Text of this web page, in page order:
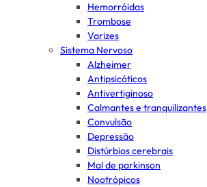
Hemorróidas
Trombose
Varizes
Sistema Nervoso
Alzheimer
Antipsicóticos
Antivertiginoso
Calmantes e tranquilizantes
Convulsão
Depressão
Distúrbios cerebrais
Mal de parkinson
Nootrópicos